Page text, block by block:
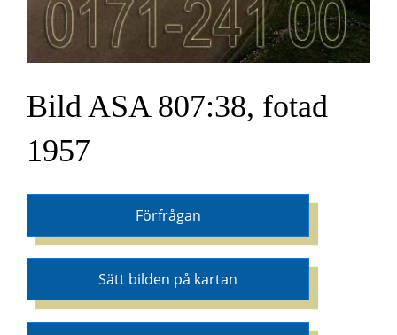
Bild ASA 807:38, fotad
1957
Förfrågan
Sätt bilden på kartan